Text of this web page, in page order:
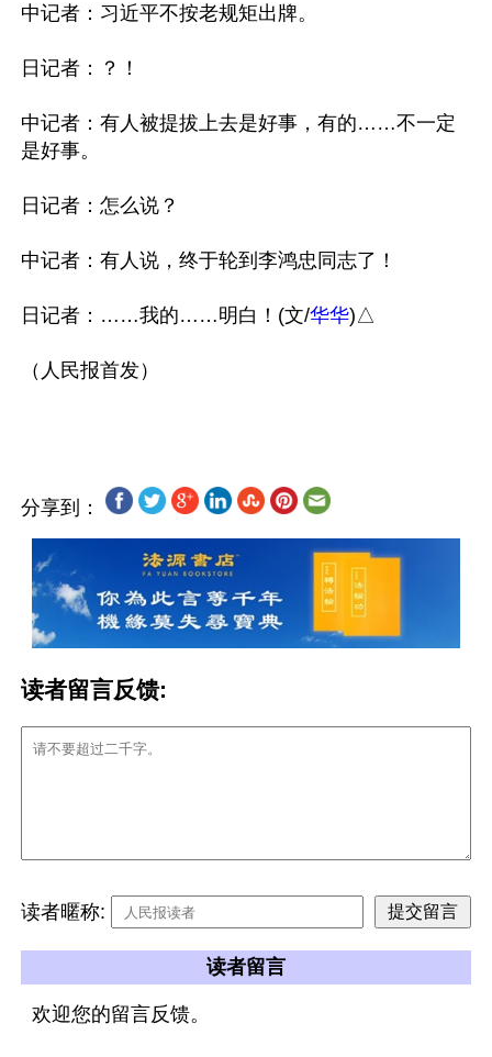
中记者：习近平不按老规矩出牌。
日记者：？！
中记者：有人被提拔上去是好事，有的……不一定
是好事。
日记者：怎么说？
中记者：有人说，终于轮到李鸿忠同志了！
日记者：……我的……明白！(文/华华)△
（人民报首发）
分享到：
读者留言反馈:
读者暱称:
读者留言
欢迎您的留言反馈。